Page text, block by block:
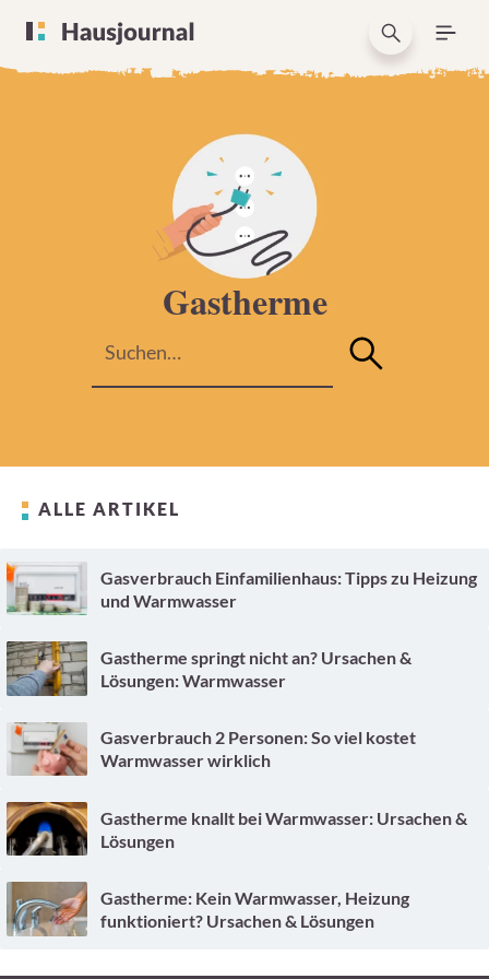
Gastherme
ALLE ARTIKEL
Gasverbrauch Einfamilienhaus: Tipps zu Heizung
und Warmwasser
Gastherme springt nicht an? Ursachen &
Lösungen: Warmwasser
Gasverbrauch 2 Personen: So viel kostet
Warmwasser wirklich
Gastherme knallt bei Warmwasser: Ursachen &
Lösungen
Gastherme: Kein Warmwasser, Heizung
funktioniert? Ursachen & Lösungen